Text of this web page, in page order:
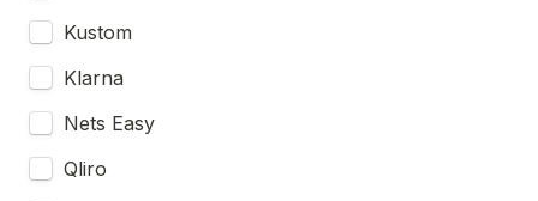
Kustom
Klarna
Nets Easy
Qliro